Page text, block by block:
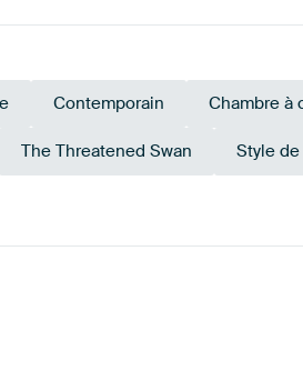
Contemporain Chambre à
The Threatened Swan Style